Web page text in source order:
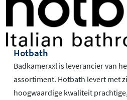
Hotbath
Badkamerxxl is leverancier van
assortiment. Hotbath levert met
hoogwaardige kwaliteit